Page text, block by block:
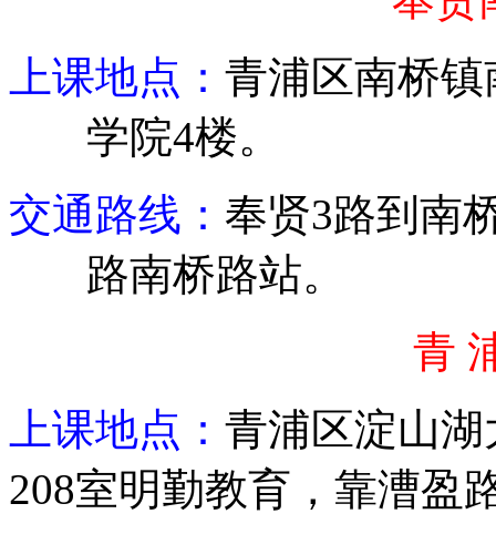
上课地点： 青浦区南桥
学院4楼。
交通路线： 奉贤3路到 南
路南桥路站。
青
上课地点： 青浦区淀山湖
208室明勤教育，靠漕盈